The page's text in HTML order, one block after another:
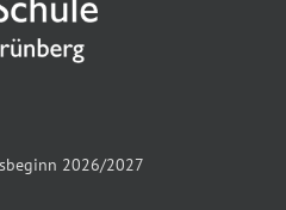
2026/2027